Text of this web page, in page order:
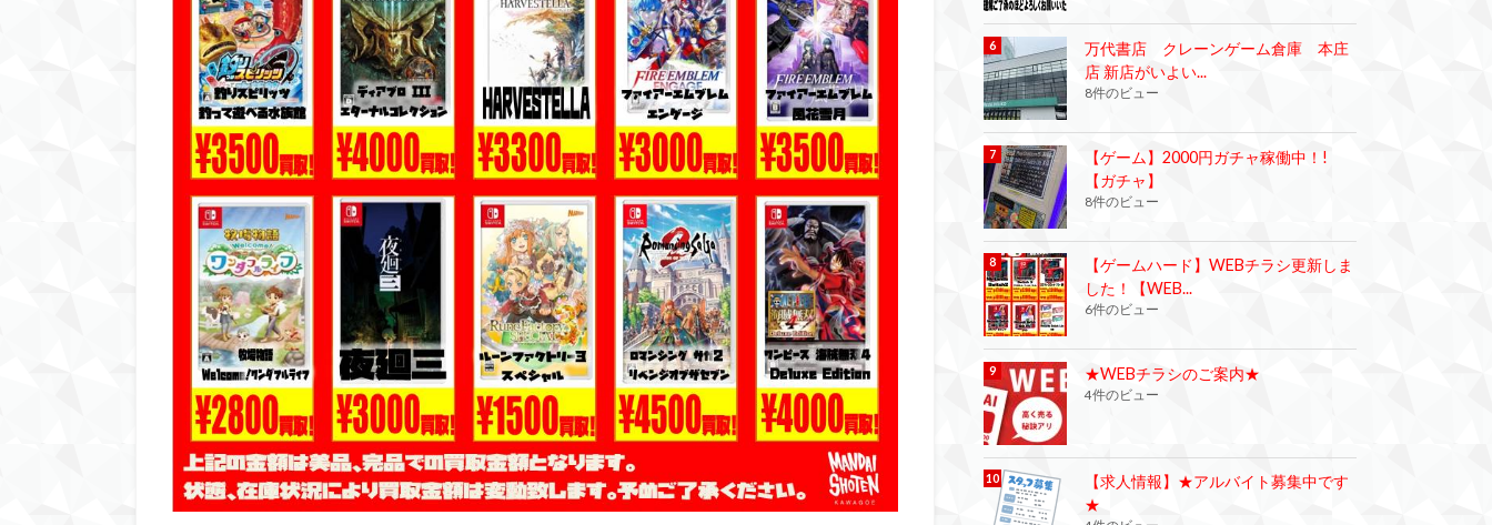
万代書店 クレーンゲーム倉庫 本庄
店 新店がいよい...
8件のビュー
【ゲーム】2000円ガチャ稼働中！!
【ガチャ】
8件のビュー
【ゲームハード】WEBチラシ更新しま
した！【WEB...
6件のビュー
★WEBチラシのご案内★
4件のビュー
【求人情報】★アルバイト募集中です
★